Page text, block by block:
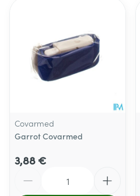
Covarmed
Garrot Covarmed
3,88 €